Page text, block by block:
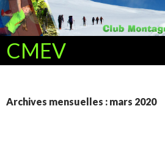
CMEV
Recherche
ALLER AU CONTENU PRINCIPAL
Archives mensuelles : mars 2020